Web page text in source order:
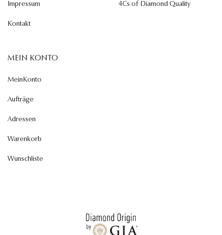
Impressum
Kontakt
4Cs of Diamond Quality
MEIN KONTO
MeinKonto
Aufträge
Adressen
Warenkorb
Wunschliste